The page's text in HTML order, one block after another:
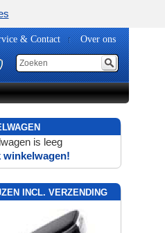
& Contact Over ons
is leeg
winkelwagen!
INCL. VERZENDING